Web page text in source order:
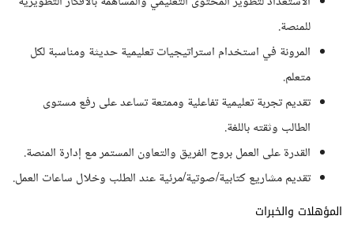
للمنصة.
المرونة في استخدام استراتيجيات تعليمية حديثة ومناسبة لكل
متعلم.
تقديم تجربة تعليمية تفاعلية وممتعة تساعد على رفع مستوى
الطالب وثقته باللغة.
القدرة على العمل بروح الفريق والتعاون المستمر مع إدارة المنصة.
تقديم مشاريع كتابية/صوتية/مرئية عند الطلب وخلال ساعات العمل.
المؤهلات والخبرات